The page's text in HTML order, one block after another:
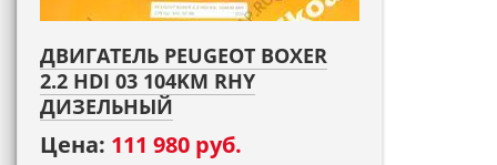
ДВИГАТЕЛЬ PEUGEOT BOXER
2.2 HDI 03 104KM RHY
ДИЗЕЛЬНЫЙ
Цена: 111 980 руб.